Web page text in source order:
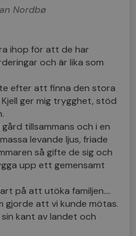
Nordbø
ihop för att de har
och är lika som
efter att finna den stora
ger mig trygghet, stöd
tillsammans och i en
levande ljus, friade
så gifte de sig och
upp ett gemensamt
på att utöka familjen….
gjorde att vi kunde mötas.
kant av landet och